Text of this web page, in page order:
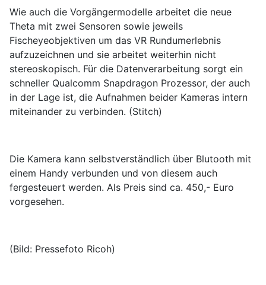
Wie auch die Vorgängermodelle arbeitet die neue
Theta mit zwei Sensoren sowie jeweils
Fischeyeobjektiven um das VR Rundumerlebnis
aufzuzeichnen und sie arbeitet weiterhin nicht
stereoskopisch. Für die Datenverarbeitung sorgt ein
schneller Qualcomm Snapdragon Prozessor, der auch
in der Lage ist, die Aufnahmen beider Kameras intern
miteinander zu verbinden. (Stitch)
Die Kamera kann selbstverständlich über Blutooth mit
einem Handy verbunden und von diesem auch
fergesteuert werden. Als Preis sind ca. 450,- Euro
vorgesehen.
(Bild: Pressefoto Ricoh)